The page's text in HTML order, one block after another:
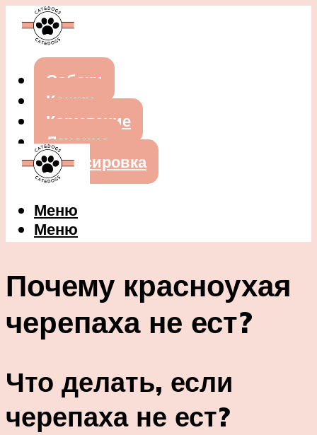
Собаки
Кошки
Кормление
Лечение
Дрессировка
Меню
Меню
Почему красноухая
черепаха не ест?
Что делать, если
черепаха не ест?